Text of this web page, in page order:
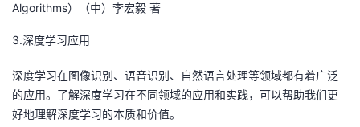
Algorithms）（中）李宏毅 著
3.深度学习应用
深度学习在图像识别、语音识别、自然语言处理等领域都有着广泛
的应用。了解深度学习在不同领域的应用和实践，可以帮助我们更
好地理解深度学习的本质和价值。